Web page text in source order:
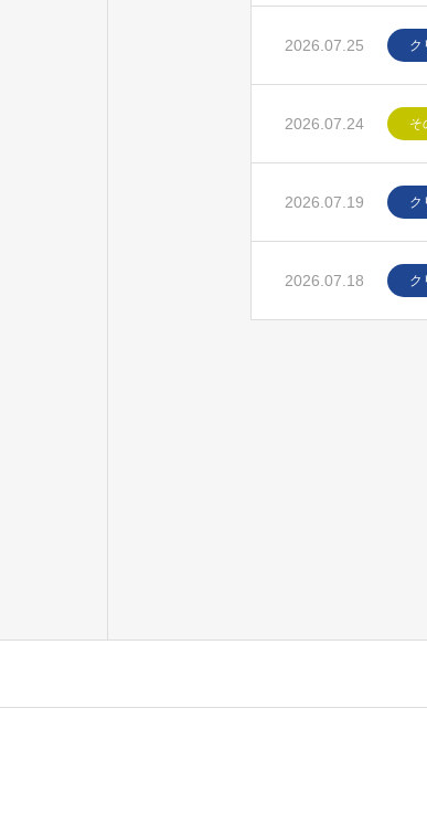
2026.07.25 ク
2026.07.24 そ
2026.07.19 ク
2026.07.18 ク